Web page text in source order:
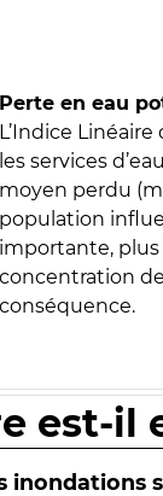
Perte en eau
L’Indice
les services
moyen perdu
population
importante, plus
concentration
conséquence.
est-il
inondations